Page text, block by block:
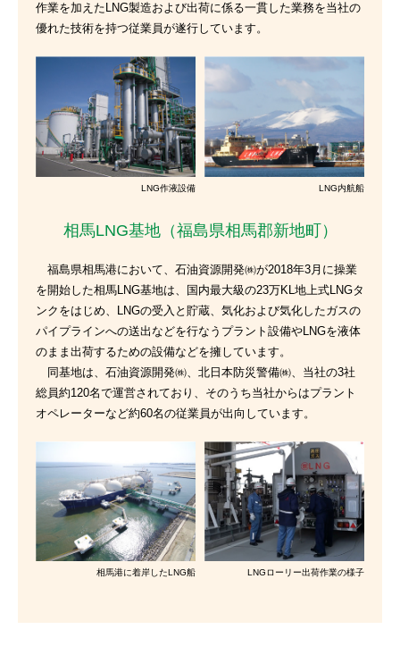
作業を加えたLNG製造および出荷に係る⼀貫した業務を当社の
優れた技術を持つ従業員が遂行しています。
LNG作液設備 LNG内航船
相馬LNG基地（福島県相馬郡新地町）
福島県相馬港において、石油資源開発㈱が2018年3月に操業
を開始した相馬LNG基地は、国内最大級の23万KL地上式LNGタ
ンクをはじめ、LNGの受入と貯蔵、気化および気化したガスの
パイプラインへの送出などを行なうプラント設備やLNGを液体
のまま出荷するための設備などを擁しています。
同基地は、石油資源開発㈱、北日本防災警備㈱、当社の3社
総員約120名で運営されており、そのうち当社からはプラント
オペレーターなど約60名の従業員が出向しています。
相馬港に着岸したLNG船 LNGローリー出荷作業の様子